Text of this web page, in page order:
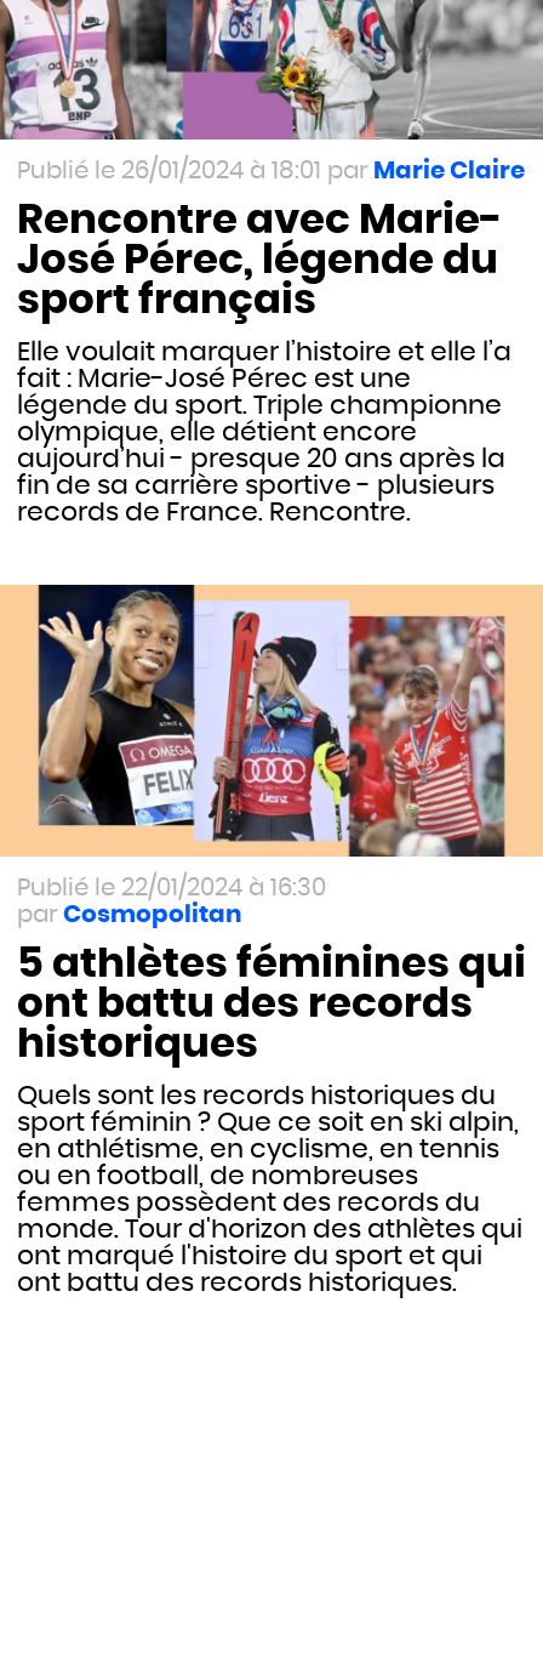
26/01/2024 à 18:01 Marie Claire
Rencontre avec Marie-
José Pérec, légende du
sport français
Elle voulait marquer l’histoire et elle l’a
fait : Marie-José Pérec est une
légende du sport. Triple championne
olympique, elle détient encore
aujourd’hui - presque 20 ans après la
fin de sa carrière sportive - plusieurs
records de France. Rencontre.
22/01/2024 à 16:30
Cosmopolitan
5 athlètes féminines qui
ont battu des records
historiques
Quels sont les records historiques du
sport féminin ? Que ce soit en ski alpin,
en athlétisme, en cyclisme, en tennis
ou en football, de nombreuses
femmes possèdent des records du
monde. Tour d'horizon des athlètes qui
ont marqué l'histoire du sport et qui
ont battu des records historiques.